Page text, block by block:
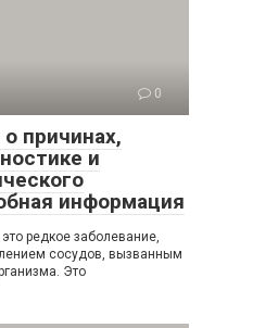
0
причинах,
и
информация
редкое заболевание,
сосудов, вызванным
Это